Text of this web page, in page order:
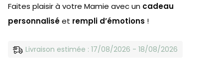
Faites plaisir à votre Mamie avec un cadeau
personnaliséet rempli d’émotions !
Livraison estimée : 17/08/2026 - 18/08/2026